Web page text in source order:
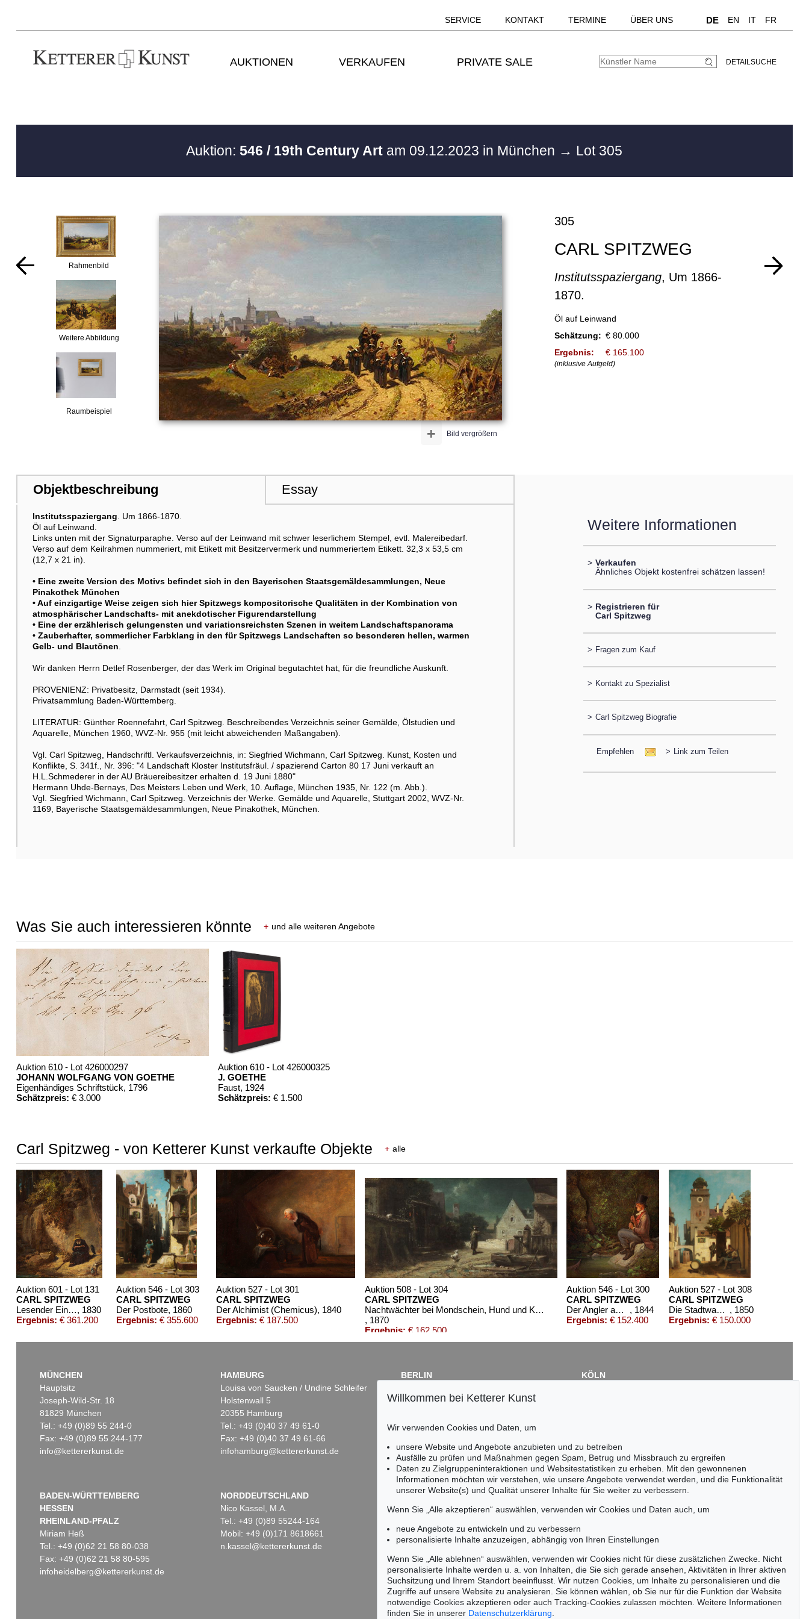
SERVICE KONTAKT TERMINE ÜBER UNS DE EN IT FR
AUKTIONEN VERKAUFEN PRIVATE SALE DETAILSUCHE
Auktion:546 / 19th Century Art am 09.12.2023 in München → Lot 305
Rahmenbild
Weitere Abbildung
Raumbeispiel
Bild vergrößern
+
305
CARL SPITZWEG
Institutsspaziergang, Um 1866-
1870.
Öl auf Leinwand
Schätzung: € 80.000
Ergebnis:
€ 165.100
(inklusive Aufgeld)
Objektbeschreibung Essay
Institutsspaziergang . Um 1866-1870.
Öl auf Leinwand.
Links unten mit der Signaturparaphe. Verso auf der Leinwand mit schwer leserlichem Stempel, evtl. Malereibedarf.
Verso auf dem Keilrahmen nummeriert, mit Etikett mit Besitzervermerk und nummeriertem Etikett. 32,3 x 53,5 cm
(12,7 x 21 in).
• Eine zweite Version des Motivs befindet sich in den Bayerischen Staatsgemäldesammlungen, Neue
Pinakothek München
• Auf einzigartige Weise zeigen sich hier Spitzwegs kompositorische Qualitäten in der Kombination von
atmosphärischer Landschafts- mit anekdotischer Figurendarstellung
• Eine der erzählerisch gelungensten und variationsreichsten Szenen in weitem Landschaftspanorama
• Zauberhafter, sommerlicher Farbklang in den für Spitzwegs Landschaften so besonderen hellen, warmen
Gelb- und Blautönen
Wir danken Herrn Detlef Rosenberger, der das Werk im Original begutachtet hat, für die freundliche Auskunft.
PROVENIENZ: Privatbesitz, Darmstadt (seit 1934).
Privatsammlung Baden-Württemberg.
LITERATUR: Günther Roennefahrt, Carl Spitzweg. Beschreibendes Verzeichnis seiner Gemälde, Ölstudien und
Aquarelle, München 1960, WVZ-Nr. 955 (mit leicht abweichenden Maßangaben).
Vgl. Carl Spitzweg, Handschriftl. Verkaufsverzeichnis, in: Siegfried Wichmann, Carl Spitzweg. Kunst, Kosten und
Konflikte, S. 341f., Nr. 396: "4 Landschaft Kloster Institutsfräul. / spazierend Carton 80 17 Juni verkauft an
H.L.Schmederer in der AU Bräuereibesitzer erhalten d. 19 Juni 1880"
Hermann Uhde-Bernays, Des Meisters Leben und Werk, 10. Auflage, München 1935, Nr. 122 (m. Abb.).
Vgl. Siegfried Wichmann, Carl Spitzweg. Verzeichnis der Werke. Gemälde und Aquarelle, Stuttgart 2002, WVZ-Nr.
1169, Bayerische Staatsgemäldesammlungen, Neue Pinakothek, München.
Weitere Informationen
> Verkaufen
Ähnliches Objekt kostenfrei schätzen lassen!
> Registrieren für
Carl Spitzweg
> Fragen zum Kauf
> Kontakt zu Spezialist
> Carl Spitzweg Biografie
Empfehlen > Link zum Teilen
Was Sie auch interessieren könnte + und alle weiteren Angebote
Auktion 610 - Lot 426000297
JOHANN WOLFGANG VON GOETHE
Eigenhändiges Schriftstück, 1796
Schätzpreis: € 3.000
Auktion 610 - Lot 426000325
J. GOETHE
Faust, 1924
Schätzpreis: € 1.500
Carl Spitzweg - von Ketterer Kunst verkaufte Objekte + alle
Auktion 601 - Lot 131
CARL SPITZWEG
Lesender Einsiedler mit Raben in einer Schlucht, 1830
Ergebnis: € 361.200
Auktion 546 - Lot 303
CARL SPITZWEG
Der Postbote, 1860
Ergebnis: € 355.600
Auktion 527 - Lot 301
CARL SPITZWEG
Der Alchimist (Chemicus), 1840
Ergebnis: € 187.500
Auktion 508 - Lot 304
CARL SPITZWEG
Nachtwächter bei Mondschein, Hund und Katze
, 1870
Ergebnis: € 162.500
Auktion 546 - Lot 300
CARL SPITZWEG
Der Angler am Waldbach
, 1844
Ergebnis: € 152.400
Auktion 527 - Lot 308
CARL SPITZWEG
Die Stadtwache , 1850
Ergebnis: € 150.000
Auktion 490 - Lot 8
Auktion 484 - Lot 4
Auktion 518 - Lot 15
, 1870
€ 112.500
Auktion 562 - Lot 122
CARL SPITZWEG
Fischende Kinder
, 1865
Ergebnis:€ 101.600
Auktion 605 - Lot 117
CARL SPITZWEG
Vor der Stadt, 1837
Ergebnis:€ 96.750
MÜNCHEN
Hauptsitz
Joseph-Wild-Str. 18
81829 München
Tel.: +49 (0)89 55 244-0
Fax: +49 (0)89 55 244-177
info@kettererkunst.de
HAMBURG
Louisa von Saucken / Undine Schleifer
Holstenwall 5
20355 Hamburg
Tel.: +49 (0)40 37 49 61-0
Fax: +49 (0)40 37 49 61-66
infohamburg@kettererkunst.de
BERLIN
Fasanenstr. 70
Tel.: +49 (0)30 88 67 53-63
infoberlin@kettererkunst.de
KÖLN
BADEN-WÜRTTEMBERG
HESSEN
RHEINLAND-PFALZ
Miriam Heß
Tel.: +49 (0)62 21 58 80-038
Fax: +49 (0)62 21 58 80-595
infoheidelberg@kettererkunst.de
NORDDEUTSCHLAND
Nico Kassel, M.A.
Tel.: +49 (0)89 55244-164
Mobil: +49 (0)171 8618661
n.kassel@kettererkunst.de
Keine Auktion mehr verpassen!
Wir informieren Sie rechtzeitig.
Jetzt zum Newsletter anmelden >
Willkommen bei Ketterer Kunst
Wir verwenden Cookies und Daten, um
unsere Website und Angebote anzubieten und zu betreiben
Ausfälle zu prüfen und Maßnahmen gegen Spam, Betrug und Missbrauch zu ergreifen
Daten zu Zielgruppeninteraktionen und Websitestatistiken zu erheben. Mit den gewonnenen
Informationen möchten wir verstehen, wie unsere Angebote verwendet werden, und die Funktionalität
unserer Website(s) und Qualität unserer Inhalte für Sie weiter zu verbessern.
Wenn Sie „Alle akzeptieren“ auswählen, verwenden wir Cookies und Daten auch, um
neue Angebote zu entwickeln und zu verbessern
personalisierte Inhalte anzuzeigen, abhängig von Ihren Einstellungen
Wenn Sie „Alle ablehnen“ auswählen, verwenden wir Cookies nicht für diese zusätzlichen Zwecke. Nicht
personalisierte Inhalte werden u. a. von Inhalten, die Sie sich gerade ansehen, Aktivitäten in Ihrer aktiven
Suchsitzung und Ihrem Standort beeinflusst. Wir nutzen Cookies, um Inhalte zu personalisieren und die
Zugriffe auf unsere Website zu analysieren. Sie können wählen, ob Sie nur für die Funktion der Website
notwendige Cookies akzeptieren oder auch Tracking-Cookies zulassen möchten. Weitere Informationen
finden Sie in unserer Datenschutzerklärung